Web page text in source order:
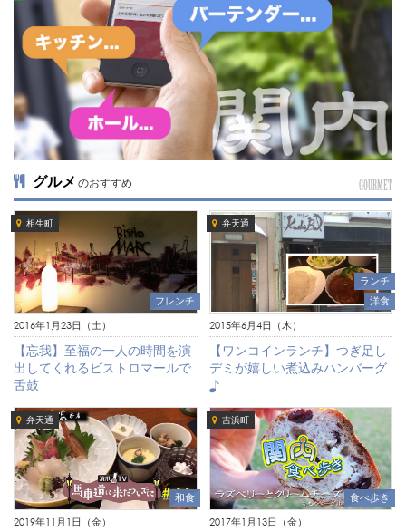
グルメ のおすすめ GOURMET
相生町
フレンチ
2016年1月23日（土）
【忘我】至福の一人の時間を演
出してくれるビストロマールで
舌鼓
弁天通
ランチ
洋食
2015年6月4日（木）
【ワンコインランチ】つぎ足し
デミが嬉しい煮込みハンバーグ
♪
弁天通
和食
2019年11月1日（金）
吉浜町
食べ歩き
2017年1月13日（金）